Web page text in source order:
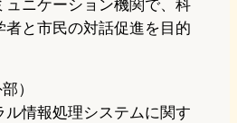
ュニケーション機関で、科
と市民の対話促進を目的
）
情報処理システムに関す